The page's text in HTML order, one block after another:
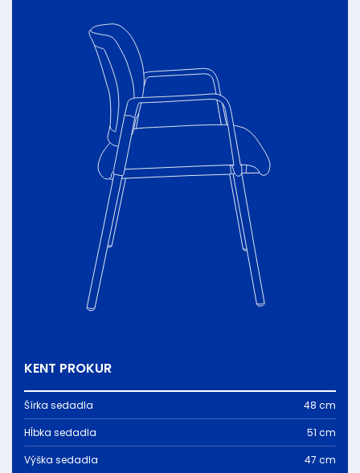
KENT PROKUR
Šírka sedadla
48 cm
Hĺbka sedadla
51 cm
Výška sedadla
47 cm